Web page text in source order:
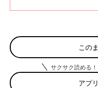
離乳食の「下ごしらえ」
この
サクサク読める
アプ